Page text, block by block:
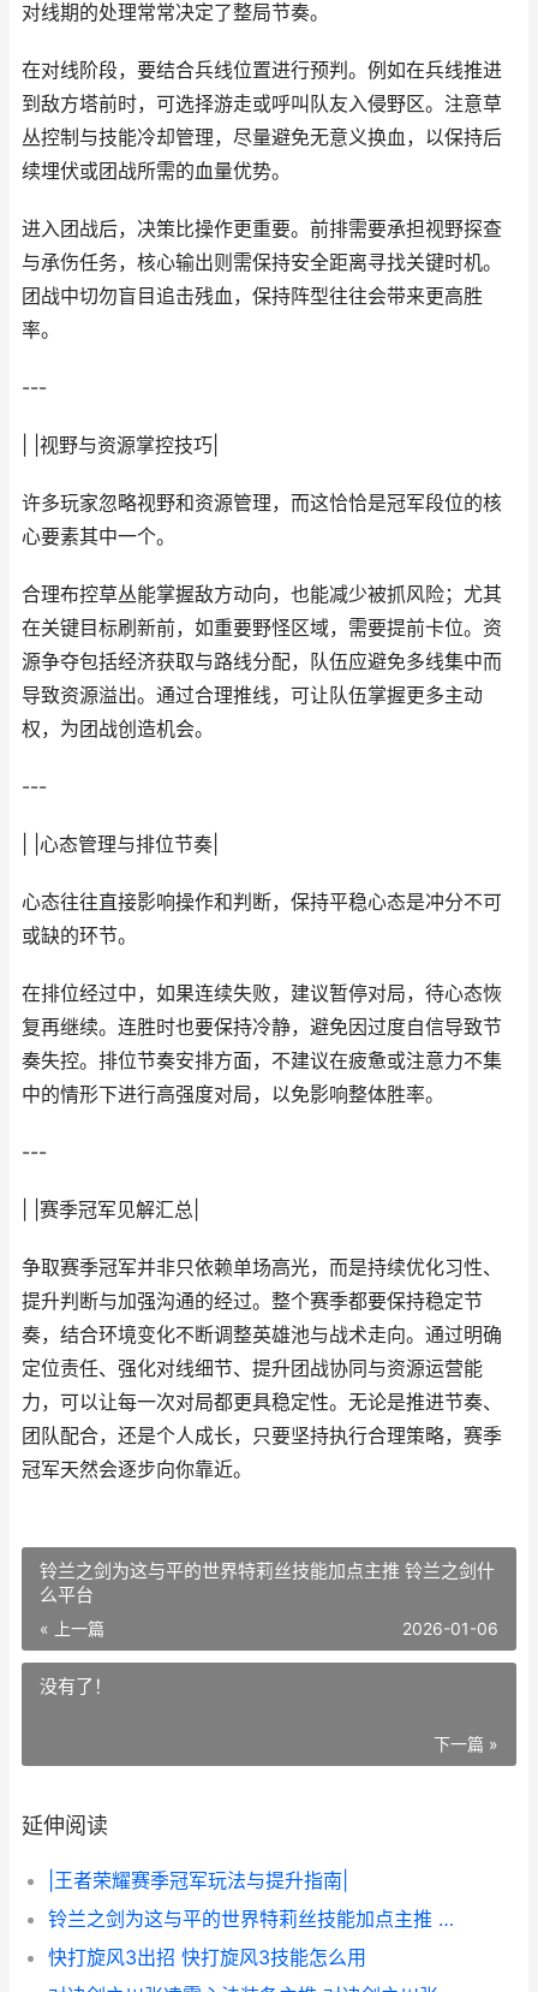
对线期的处理常常决定了整局节奏。
在对线阶段，要结合兵线位置进行预判。例如在兵线推进
到敌方塔前时，可选择游走或呼叫队友入侵野区。注意草
丛控制与技能冷却管理，尽量避免无意义换血，以保持后
续埋伏或团战所需的血量优势。
进入团战后，决策比操作更重要。前排需要承担视野探查
与承伤任务，核心输出则需保持安全距离寻找关键时机。
团战中切勿盲目追击残血，保持阵型往往会带来更高胜
率。
---
| |视野与资源掌控技巧|
许多玩家忽略视野和资源管理，而这恰恰是冠军段位的核
心要素其中一个。
合理布控草丛能掌握敌方动向，也能减少被抓风险；尤其
在关键目标刷新前，如重要野怪区域，需要提前卡位。资
源争夺包括经济获取与路线分配，队伍应避免多线集中而
导致资源溢出。通过合理推线，可让队伍掌握更多主动
权，为团战创造机会。
---
| |心态管理与排位节奏|
心态往往直接影响操作和判断，保持平稳心态是冲分不可
或缺的环节。
在排位经过中，如果连续失败，建议暂停对局，待心态恢
复再继续。连胜时也要保持冷静，避免因过度自信导致节
奏失控。排位节奏安排方面，不建议在疲惫或注意力不集
中的情形下进行高强度对局，以免影响整体胜率。
---
| |赛季冠军见解汇总|
争取赛季冠军并非只依赖单场高光，而是持续优化习性、
提升判断与加强沟通的经过。整个赛季都要保持稳定节
奏，结合环境变化不断调整英雄池与战术走向。通过明确
定位责任、强化对线细节、提升团战协同与资源运营能
力，可以让每一次对局都更具稳定性。无论是推进节奏、
团队配合，还是个人成长，只要坚持执行合理策略，赛季
冠军天然会逐步向你靠近。
铃兰之剑为这与平的世界特莉丝技能加点主推 铃兰之剑什
么平台
« 上一篇 2026-01-06
没有了！
下一篇 »
延伸阅读
|王者荣耀赛季冠军玩法与提升指南|
铃兰之剑为这与平的世界特莉丝技能加点主推 铃兰之剑什么平台
快打旋风3出招 快打旋风3技能怎么用